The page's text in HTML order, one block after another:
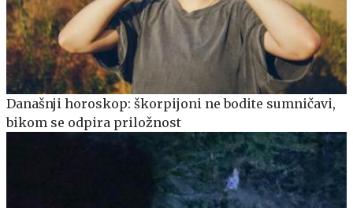
Današnji horoskop: škorpijoni ne bodite sumničavi,
bikom se odpira priložnost